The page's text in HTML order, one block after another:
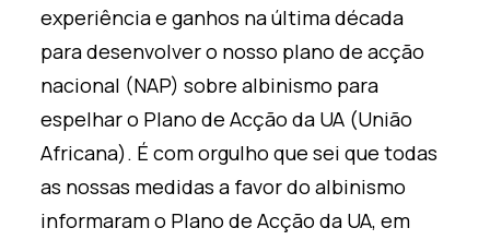
experiência e ganhos na última década
para desenvolver o nosso plano de acção
nacional (NAP) sobre albinismo para
espelhar o Plano de Acção da UA (União
Africana). É com orgulho que sei que todas
as nossas medidas a favor do albinismo
informaram o Plano de Acção da UA, em